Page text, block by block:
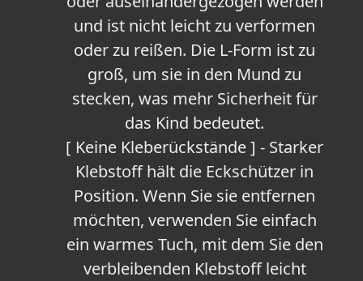
und ist nicht leicht zu verformen
oder zu reißen. Die L-Form ist zu
groß, um sie in den Mund zu
stecken, was mehr Sicherheit für
das Kind bedeutet.
[ Keine Kleberückstände ] - Starker
Klebstoff hält die Eckschützer in
Position. Wenn Sie sie entfernen
möchten, verwenden Sie einfach
ein warmes Tuch, mit dem Sie den
verbleibenden Klebstoff leicht